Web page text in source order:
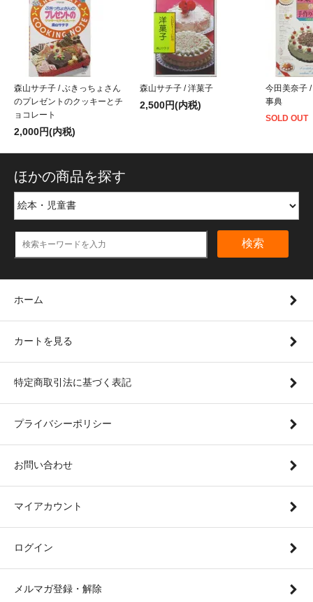
森山サチ子 / ぶきっちょさん
のプレゼントのクッキーとチ
ョコレート
2,000円(内税)
森山サチ子 / 洋菓子
2,500円(内税)
今田美奈子
事典
SOLD OUT
ほかの商品を探す
検索
ホーム
カートを見る
特定商取引法に基づく表記
プライバシーポリシー
お問い合わせ
マイアカウント
ログイン
メルマガ登録・解除